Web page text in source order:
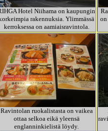
Hotel Niihama on kaupungin
rakennuksia. Ylimmässä
kerroksessa on aamiaisravintola.
on
Ravintolan ruokalistasta on vaikea
ottaa selkoa eikä yleensä
englanninkielistä löydy.